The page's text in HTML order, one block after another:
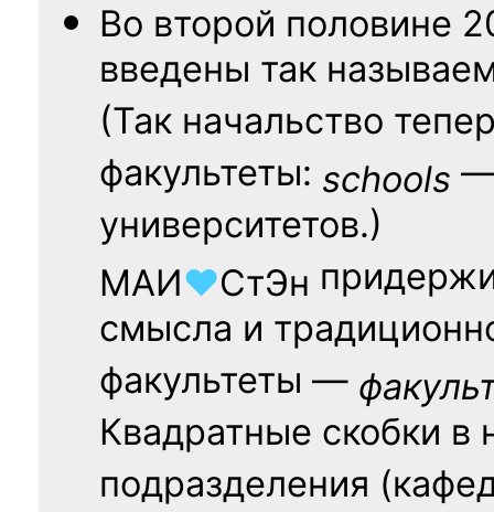
Во второй половине
введены так
(Так начальство
факультеты: schools —
университетов.)
МАИ♥СтЭн
смысла и
факультеты —
Квадратные скобки в
подразделения